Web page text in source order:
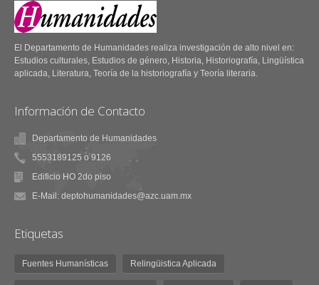
62.- Literatura, historia y
estudios culturales
Relingüistica Aplicada
34.- Dossier especial:
Semántica.
El Departamento de Humanidades realiza investigación de alto nivel en:
Estudios culturales, Estudios de género, Historia, Historiografía, Lingüística
aplicada, Literatura, Teoría de la historiografía y Teoría literaria.
Información de Contacto
Departamento de Humanidades
5553189125 o 9126
Edificio HO 2do piso
E-Mail: deptohumanidades@azc.uam.mx
Etiquetas
Fuentes Humanísticas Relingüistica Aplicada